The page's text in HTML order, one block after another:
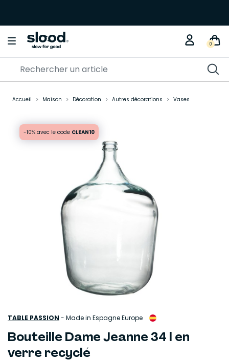
0
Accueil Maison Décoration Autres décorations Vases
-10% avec le code CLEAN10
TABLE PASSION - Made in Espagne Europe
Bouteille Dame Jeanne 34 l en
verre recyclé